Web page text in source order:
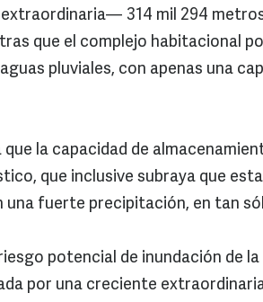
314 mil 294
que el complejo habitacional
pluviales, con apenas una
la capacidad de
que inclusive subraya que
una fuerte precipitación, en tan
potencial de inundación de
por una creciente